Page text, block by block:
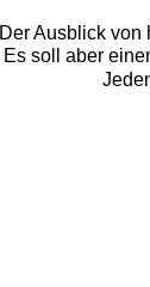
Der Ausblick von
Es soll aber